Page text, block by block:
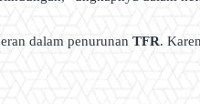
dalam penurunan TFR.